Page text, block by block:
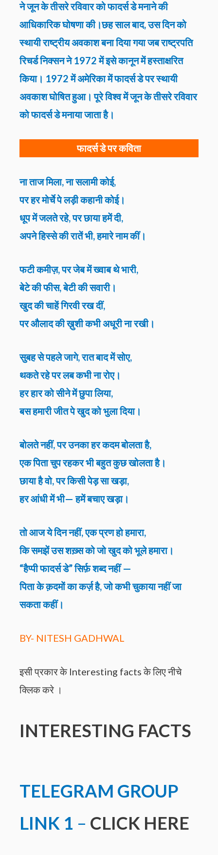
ने जून के तीसरे रविवार को फादर्स डे मनाने की
आधिकारिक घोषणा की।छह साल बाद, उस दिन को
स्थायी राष्ट्रीय अवकाश बना दिया गया जब राष्ट्रपति
रिचर्ड निक्सन ने 1972 में इसे कानून में हस्ताक्षरित
किया। 1972 में अमेरिका में फादर्स डे पर स्थायी
अवकाश घोषित हुआ। पूरे विश्व में जून के तीसरे रविवार
को फादर्स डे मनाया जाता है।
फादर्स डे पर कविता
ना ताज मिला, ना सलामी कोई,
पर हर मोर्चे पे लड़ी कहानी कोई।
धूप में जलते रहे, पर छाया हमें दी,
अपने हिस्से की रातें भी, हमारे नाम कीं।
फटी कमीज़, पर जेब में ख्वाब थे भारी,
बेटे की फीस, बेटी की सवारी।
खुद की चाहें गिरवी रख दीं,
पर औलाद की ख़ुशी कभी अधूरी ना रखी।
सुबह से पहले जागे, रात बाद में सोए,
थकते रहे पर लब कभी ना रोए।
हर हार को सीने में छुपा लिया,
बस हमारी जीत पे खुद को भुला दिया।
बोलते नहीं, पर उनका हर कदम बोलता है,
एक पिता चुप रहकर भी बहुत कुछ खोलता है।
छाया है वो, पर किसी पेड़ सा खड़ा,
हर आंधी में भी— हमें बचाए खड़ा।
तो आज ये दिन नहीं, एक प्रण हो हमारा,
कि समझें उस शख़्स को जो खुद को भूले हमारा।
“हैप्पी फादर्स डे” सिर्फ़ शब्द नहीं —
पिता के क़दमों का कर्ज़ है, जो कभी चुकाया नहीं जा
सकता कहीं।
BY- NITESH GADHWAL
इसी प्रकार के Interesting facts के लिए नीचे
क्लिक करे ।
INTERESTING FACTS
TELEGRAM GROUP
LINK 1 – CLICK HERE